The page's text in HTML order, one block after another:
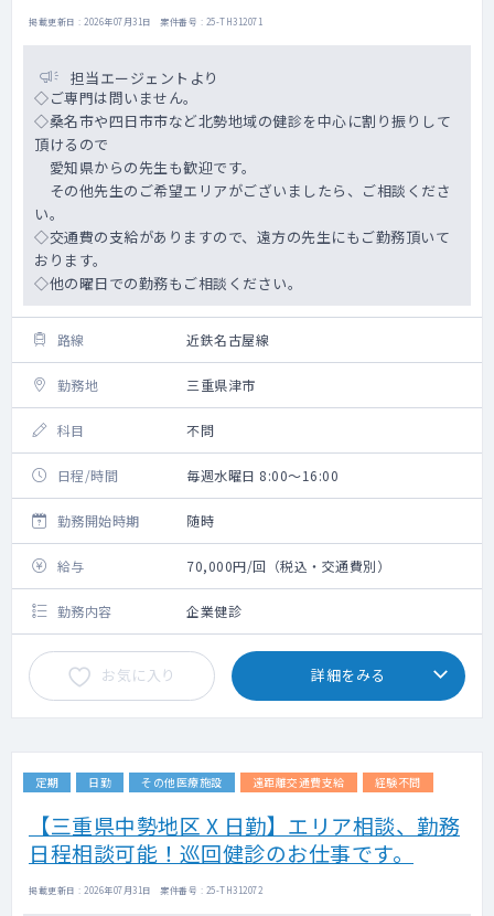
掲載更新日 : 2026年07月31日 案件番号 : 25-TH312071
担当エージェントより
◇ご専門は問いません。
◇桑名市や四日市市など北勢地域の健診を中心に割り振りして
頂けるので
愛知県からの先生も歓迎です。
その他先生のご希望エリアがございましたら、ご相談くださ
い。
◇交通費の支給がありますので、遠方の先生にもご勤務頂いて
おります。
◇他の曜日での勤務もご相談ください。
路線 近鉄名古屋線
勤務地 三重県津市
科目 不問
日程/時間 毎週水曜日 8:00～16:00
勤務開始時期 随時
給与 70,000円/回（税込・交通費別）
勤務内容 企業健診
お気に入り 詳細をみる
定期 日勤 その他医療施設 遠距離交通費支給 経験不問
【三重県中勢地区 X 日勤】エリア相談、勤務
日程相談可能！巡回健診のお仕事です。
掲載更新日 : 2026年07月31日 案件番号 : 25-TH312072